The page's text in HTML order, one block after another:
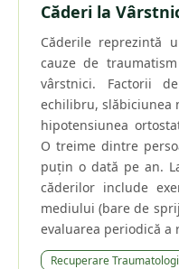
Căderi la
Căderile reprezintă
cauze de
vârstnici. Factorii
echilibru, slăbiciunea
hipotensiunea
O treime dintre
puțin o dată pe an.
căderilor include
mediului (bare de
evaluarea periodică a
Recuperare